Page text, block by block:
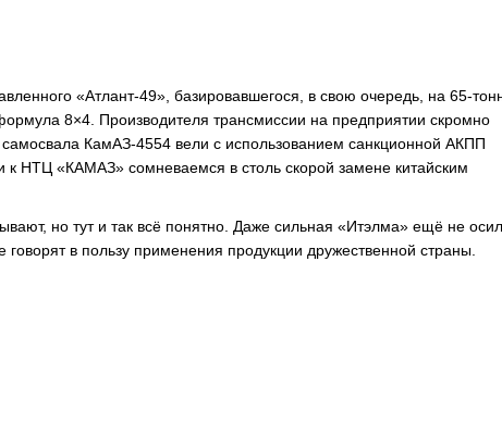
«Атлант-49», базировавшегося, в свою очередь, на 65-
8×4. Производителя трансмиссии на предприятии скромно
КамАЗ-4554 вели с использованием санкционной АКПП
НТЦ «КАМАЗ» сомневаемся в столь скорой замене китайским
но тут и так всё понятно. Даже сильная «Итэлма» ещё не
в пользу применения продукции дружественной страны.